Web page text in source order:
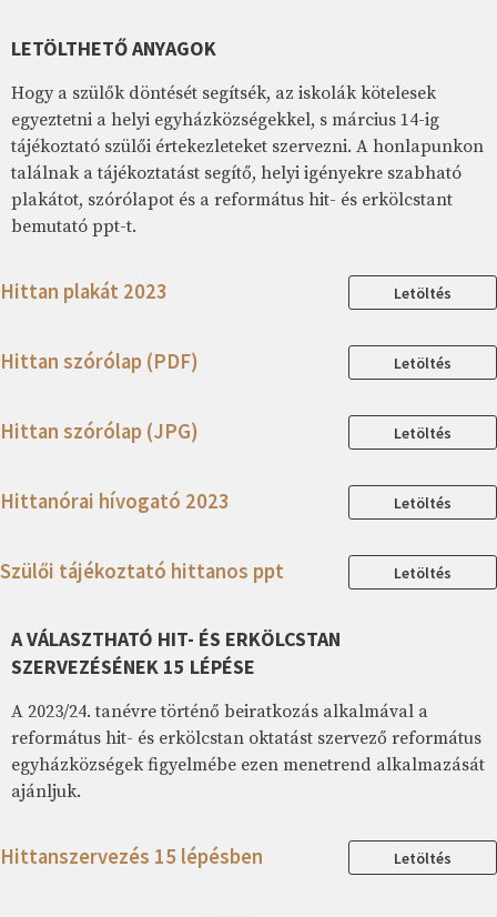
LETÖLTHETŐ ANYAGOK
Hogy a szülők döntését segítsék, az iskolák kötelesek
egyeztetni a helyi egyházközségekkel, s március 14-ig
tájékoztató szülői értekezleteket szervezni. A honlapunkon
találnak a tájékoztatást segítő, helyi igényekre szabható
plakátot, szórólapot és a református hit- és erkölcstant
bemutató ppt-t.
Hittan plakát 2023 Letöltés
Hittan szórólap (PDF) Letöltés
Hittan szórólap (JPG) Letöltés
Hittanórai hívogató 2023 Letöltés
Szülői tájékoztató hittanos ppt Letöltés
A VÁLASZTHATÓ HIT- ÉS ERKÖLCSTAN
SZERVEZÉSÉNEK 15 LÉPÉSE
A 2023/24. tanévre történő beiratkozás alkalmával a
református hit- és erkölcstan oktatást szervező református
egyházközségek figyelmébe ezen menetrend alkalmazását
ajánljuk.
Hittanszervezés 15 lépésben Letöltés